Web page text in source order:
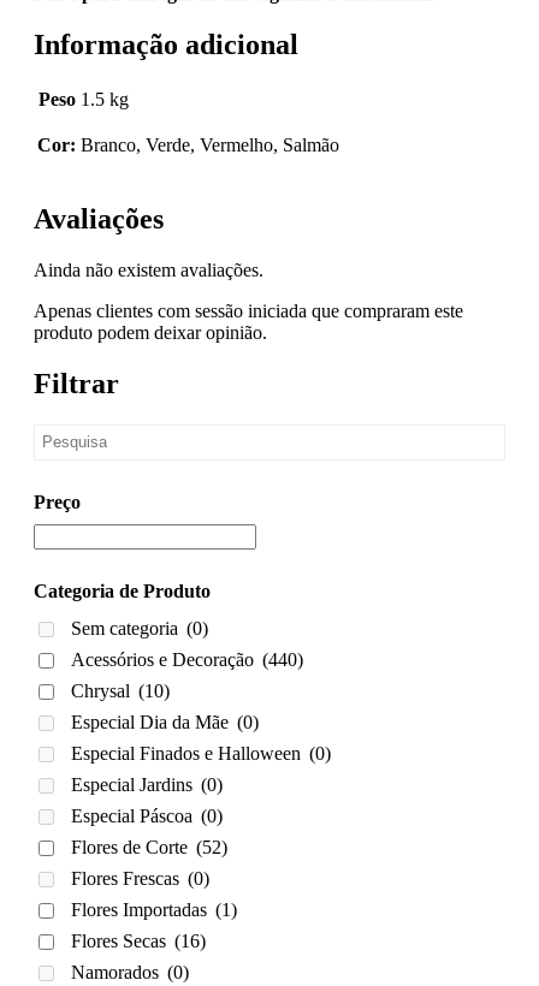
Informação adicional
Peso 1.5 kg
Cor: Branco, Verde, Vermelho, Salmão
Avaliações
Ainda não existem avaliações.
Apenas clientes com sessão iniciada que compraram este
produto podem deixar opinião.
Filtrar
Preço
Categoria de Produto
Sem categoria (0)
Acessórios e Decoração (440)
Chrysal (10)
Especial Dia da Mãe (0)
Especial Finados e Halloween (0)
Especial Jardins (0)
Especial Páscoa (0)
Flores de Corte (52)
Flores Frescas (0)
Flores Importadas (1)
Flores Secas (16)
Namorados (0)